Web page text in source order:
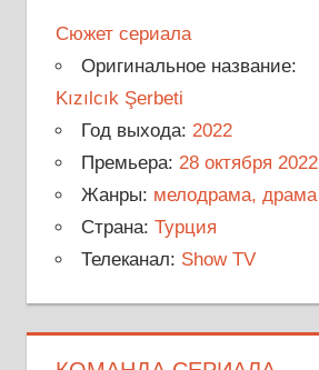
Сюжет сериала
Оригинальное название:
Kızılcık Şerbeti
Год выхода: 2022
Премьера: 28 октября 2022
Жанры: мелодрама, драма
Страна: Турция
Телеканал: Show TV